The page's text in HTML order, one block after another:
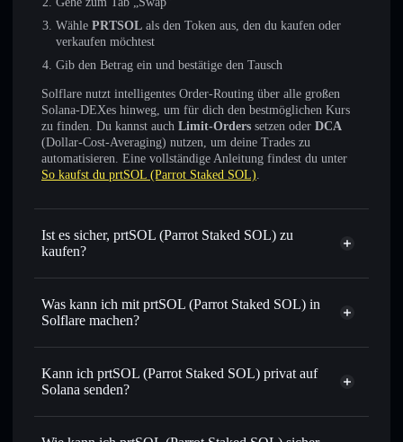
Wähle PRTSOL als den Token aus, den du kaufen oder
verkaufen möchtest
Gib den Betrag ein und bestätige den Tausch
Solflare nutzt intelligentes Order-Routing über alle großen
Solana-DEXes hinweg, um für dich den bestmöglichen Kurs
zu finden. Du kannst auch Limit-Orders setzen oder DCA
(Dollar-Cost-Averaging) nutzen, um deine Trades zu
automatisieren. Eine vollständige Anleitung findest du unter
So kaufst du prtSOL (Parrot Staked SOL).
Ist es sicher, prtSOL (Parrot Staked SOL) zu
kaufen?
prtSOL (Parrot Staked SOL)
Was kann ich mit prtSOL (Parrot Staked SOL) in
Solflare machen?
prtSOL (Parrot Staked SOL) Solflare-Wallet
Sofort tauschen
Order Routing zum bestmöglichen Kurs
Kann ich prtSOL (Parrot Staked SOL) privat auf
Solana senden?
Privacy